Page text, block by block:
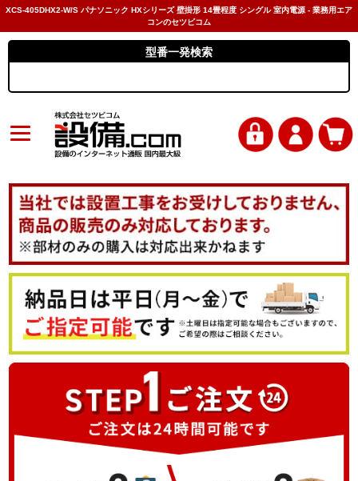
XCS-405DHX2-W/S パナソニック HXシリーズ 壁掛形 14畳程度 シングル 室内電源 - 業務用エア
コンのセツビコム
型番一発検索